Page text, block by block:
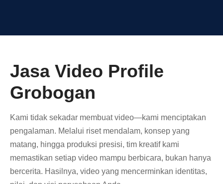
Jasa Video Profile
Grobogan
Kami tidak sekadar membuat video—kami menciptakan
pengalaman. Melalui riset mendalam, konsep yang
matang, hingga produksi presisi, tim kreatif kami
memastikan setiap video mampu berbicara, bukan hanya
bercerita. Hasilnya, video yang mencerminkan identitas,